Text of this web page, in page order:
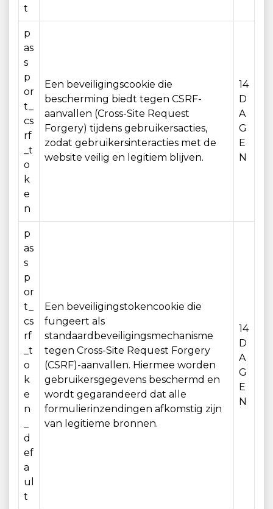
t
p
as
s
p
or
t_
cs
rf
_t
o
k
e
n
Een beveiligingscookie die
bescherming biedt tegen CSRF-
aanvallen (Cross-Site Request
Forgery) tijdens gebruikersacties,
zodat gebruikersinteracties met de
website veilig en legitiem blijven.
14
D
A
G
E
N
p
as
s
p
or
t_
cs
rf
_t
o
k
e
n
d
ef
a
ul
t
Een beveiligingstokencookie die
fungeert als
standaardbeveiligingsmechanisme
tegen Cross-Site Request Forgery
(CSRF)-aanvallen. Hiermee worden
gebruikersgegevens beschermd en
wordt gegarandeerd dat alle
formulierinzendingen afkomstig zijn
van legitieme bronnen.
14
D
A
G
E
N